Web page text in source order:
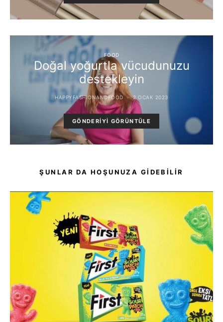
FOOD
Doğal yoğurtla vücudunuzu
destekleyin
HAPPYFASHIONANDFOOD 2 OCAK 2023
GÖNDERIYI GÖRÜNTÜLE
ŞUNLAR DA HOŞUNUZA GIDEBILIR